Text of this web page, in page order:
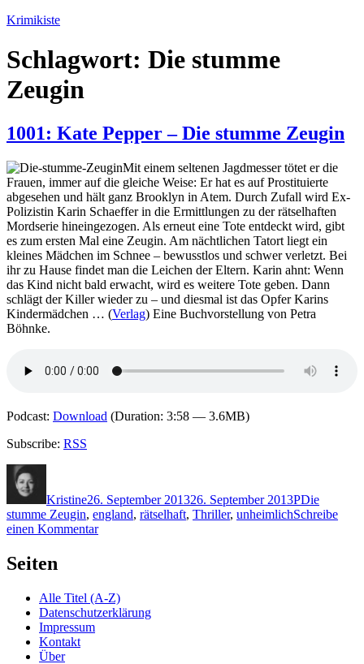
Zum
springen
Krimikiste
Schlagwort: Die stumme
Zeugin
1001: Kate Pepper – Die stumme Zeugin
Mit einem seltenen Jagdmesser tötet er die
Frauen, immer auf die gleiche Weise: Er hat es auf Prostituierte
abgesehen und hält ganz Brooklyn in Atem. Durch Zufall wird Ex-
Polizistin Karin Schaeffer in die Ermittlungen zu der rätselhaften
Mordserie hineingezogen. Als erneut eine Tote entdeckt wird, gibt
es zum ersten Mal eine Zeugin. Am nächtlichen Tatort liegt ein
kleines Mädchen im Schnee – bewusstlos und schwer verletzt. Bei
ihr zu Hause findet man die Leichen der Eltern. Karin ahnt: Wenn
das Kind nicht bald erwacht, wird es weitere Tote geben. Dann
schlägt der Killer wieder zu – und diesmal ist das Opfer Karins
Kindermädchen … (Verlag) Eine Buchvorstellung von Petra
Böhnke.
Podcast: Download (Duration: 3:58 — 3.6MB)
Subscribe: RSS
Kristine26. September 201326. September 2013PDie
stumme Zeugin, england, rätselhaft, Thriller, unheimlichSchreibe
einen Kommentarzu
Die
stumme
Seiten
Alle Titel (A-Z)
Datenschutzerklärung
Impressum
Kontakt
Über